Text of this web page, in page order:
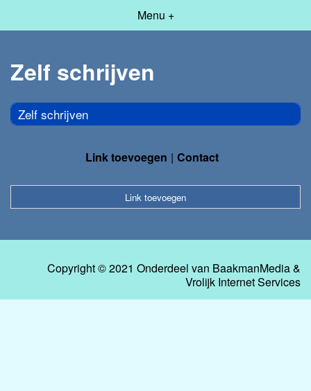
Menu +
Zelf schrijven
Zelf schrijven
Link toevoegen Contact
Link toevoegen
Copyright © 2021 Onderdeel van BaakmanMedia&
Vrolijk Internet Services